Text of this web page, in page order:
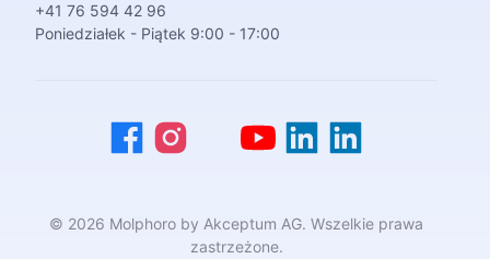
+41 76 594 42 96
Poniedziałek - Piątek 9:00 - 17:00
© 2026 Molphoro by Akceptum AG. Wszelkie prawa
zastrzeżone.